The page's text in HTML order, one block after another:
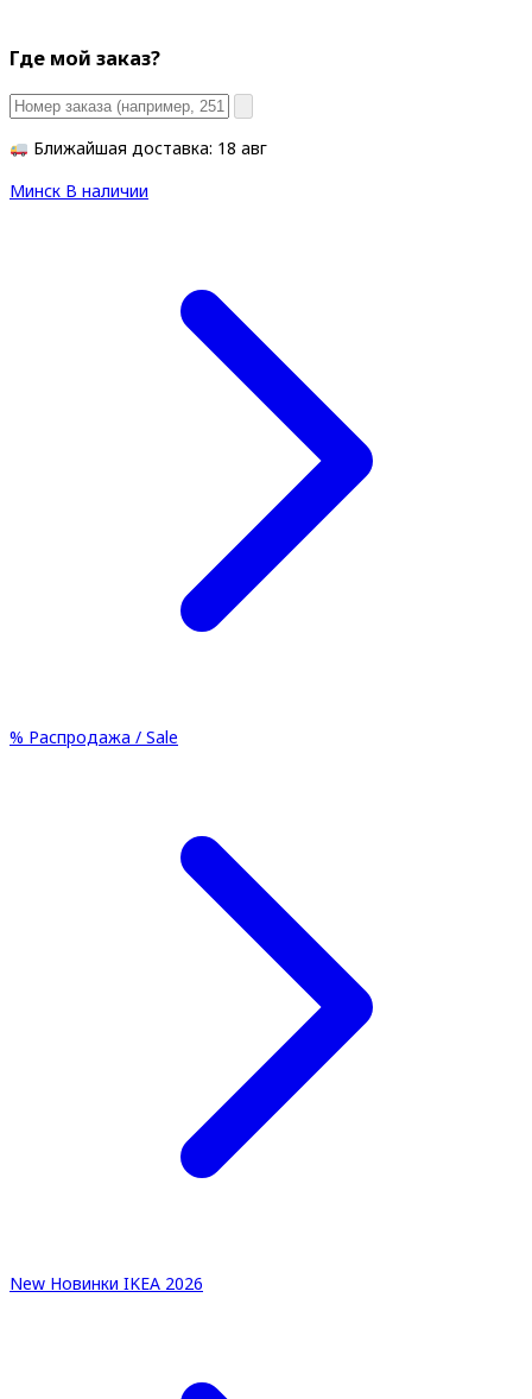
Где мой заказ?
Ближайшая доставка: 18 авг
Минск В наличии
% Распродажа / Sale
New Новинки IKEA 2026